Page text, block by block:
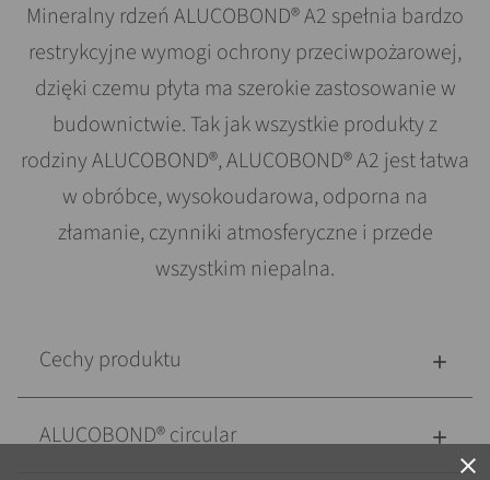
close
Mineralny rdzeń ALUCOBOND® A2 spełnia bardzo
restrykcyjne wymogi ochrony przeciwpożarowej,
dzięki czemu płyta ma szerokie zastosowanie w
budownictwie. Tak jak wszystkie produkty z
rodziny ALUCOBOND®, ALUCOBOND® A2 jest łatwa
w obróbce, wysokoudarowa, odporna na
złamanie, czynniki atmosferyczne i przede
wszystkim niepalna.
Cechy produktu
ALUCOBOND® circular